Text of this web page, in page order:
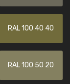
RAL 100 40 40
RAL 100 50 20